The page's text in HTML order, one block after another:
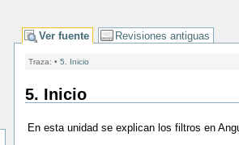
Ver fuente Revisiones antiguas
Traza: • 5. Inicio
5. Inicio
En esta unidad se explican los filtros en